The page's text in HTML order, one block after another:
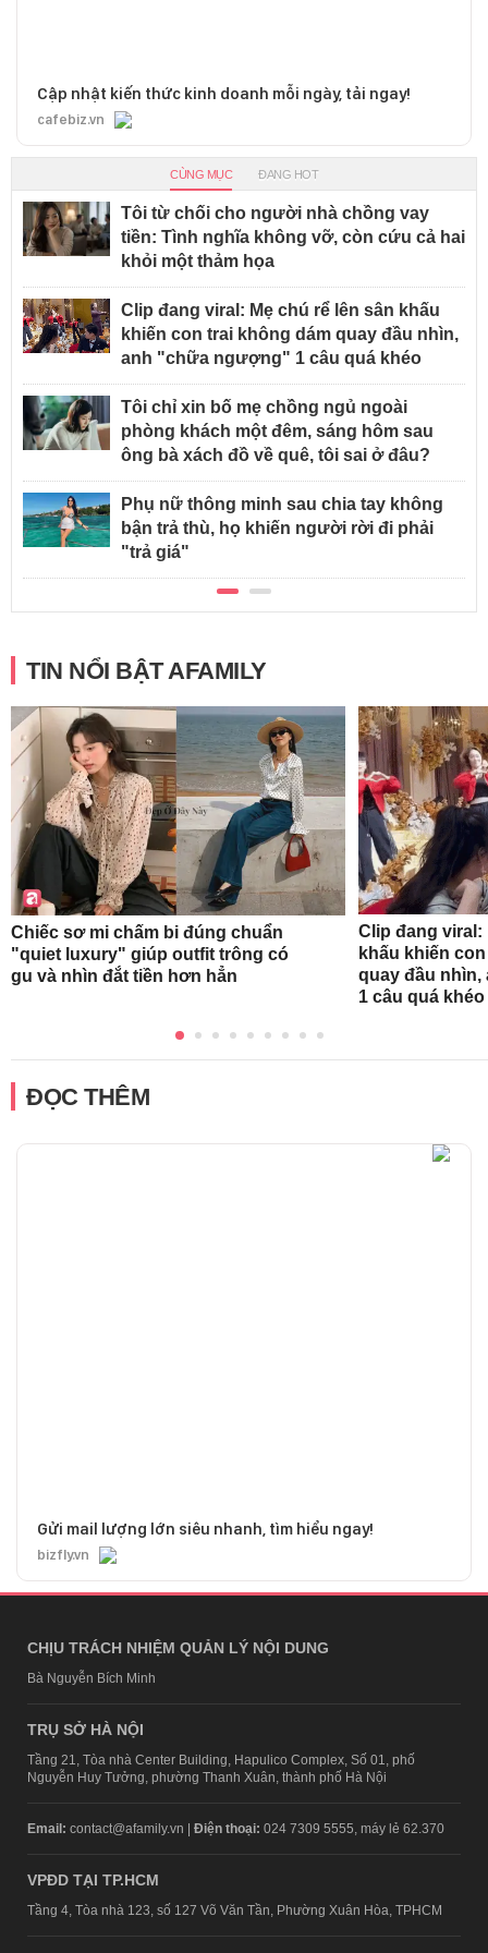
Cập nhật kiến thức kinh doanh mỗi ngày, tải ngay!
cafebiz.vn
CÙNG MỤC ĐANG HOT
Tôi từ chối cho người nhà chồng vay
tiền: Tình nghĩa không vỡ, còn cứu cả hai
khỏi một thảm họa
Clip đang viral: Mẹ chú rể lên sân khấu
khiến con trai không dám quay đầu nhìn,
anh "chữa ngượng" 1 câu quá khéo
Tôi chỉ xin bố mẹ chồng ngủ ngoài
phòng khách một đêm, sáng hôm sau
ông bà xách đồ về quê, tôi sai ở đâu?
Phụ nữ thông minh sau chia tay không
bận trả thù, họ khiến người rời đi phải
"trả giá"
TIN NỔI BẬT AFAMILY
Chiếc sơ mi chấm bi đúng chuẩn
"quiet luxury" giúp outfit trông có
gu và nhìn đắt tiền hơn hẳn
Clip đang viral:
khấu khiến
quay đầu
1 câu quá khéo
ĐỌC THÊM
Gửi mail lượng lớn siêu nhanh, tìm hiểu ngay!
bizfly.vn
CHỊU TRÁCH NHIỆM QUẢN LÝ NỘI DUNG
Bà Nguyễn Bích Minh
TRỤ SỞ HÀ NỘI
Tầng 21, Tòa nhà Center Building, Hapulico Complex, Số 01, phố
Nguyễn Huy Tưởng, phường Thanh Xuân, thành phố Hà Nội
Email: contact@afamily.vn | Điện thoại: 024 7309 5555, máy lẻ 62.370
VPĐD TẠI TP.HCM
Tầng 4, Tòa nhà 123, số 127 Võ Văn Tần, Phường Xuân Hòa, TPHCM